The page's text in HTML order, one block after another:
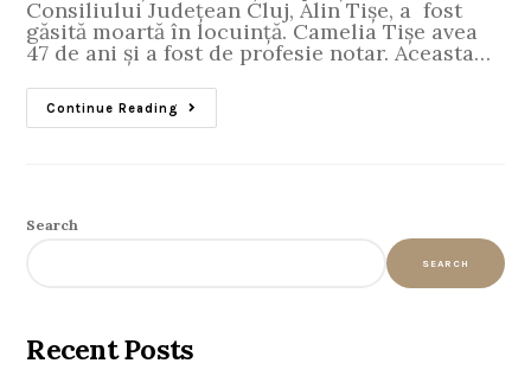
Consiliului Județean Cluj, Alin Tișe, a fost
găsită moartă în locuință. Camelia Tișe avea
47 de ani și a fost de profesie notar. Aceasta…
Continue Reading
Search
SEARCH
Recent Posts